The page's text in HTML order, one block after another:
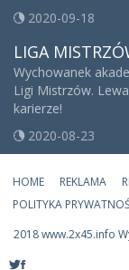
2020-09-18
LIGA
Wychowanek
Ligi Mistrzów.
karierze!
2020-08-23
HOME REKLAMA
POLITYKA
2018 www.2x45.info